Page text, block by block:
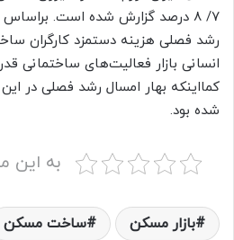
۷/ ۸‌ درصد گزارش شده است.
رشد فصلی هزینه دستمزد کارگران
انسانی بازار فعالیت‌های ساختمانی
شده بود.
به این
بازار مسکن ساخت مسکن